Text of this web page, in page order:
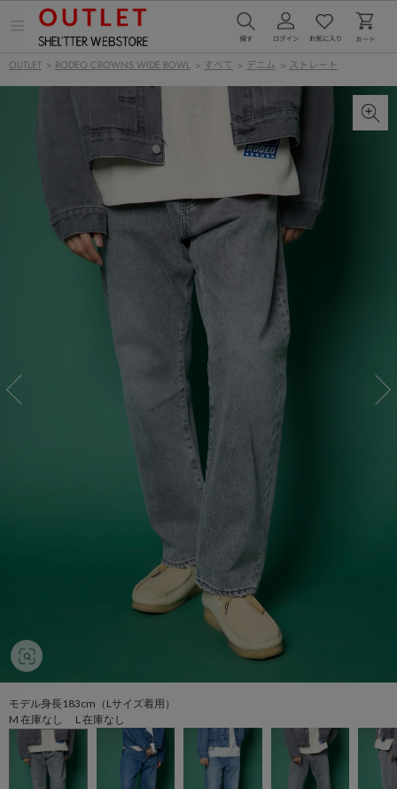
ー
を
OUTLET > RODEO CROWNS WIDE BOWL > すべて > デニム > ストレート
モデル身長183cm（Lサイズ着用）
M 在庫なし L 在庫なし